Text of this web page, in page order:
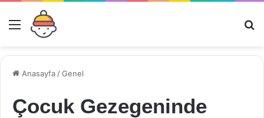
Menü
Anasayfa /Genel
Çocuk Gezegeninde